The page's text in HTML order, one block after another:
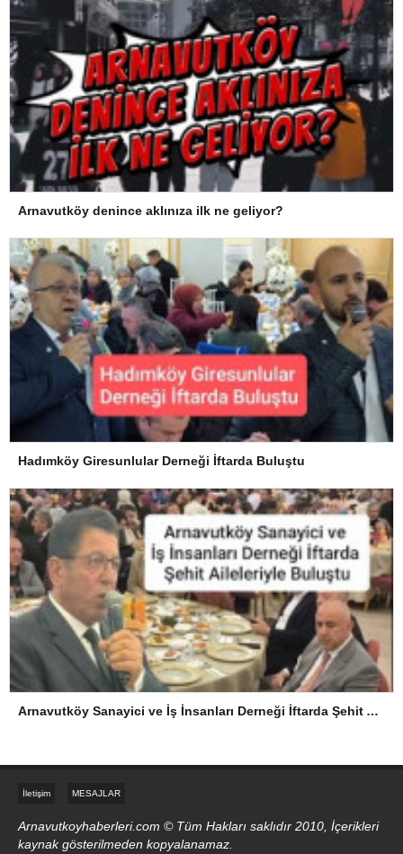
Arnavutköy denince aklınıza ilk ne geliyor?
Hadımköy Giresunlular Derneği İftarda Buluştu
Arnavutköy Sanayici ve İş İnsanları Derneği İftarda Şehit Aileleriyle Buluştu
İletişim MESAJLAR
Arnavutkoyhaberleri.com © Tüm Hakları saklıdır 2010, İçerikleri
kaynak gösterilmeden kopyalanamaz.